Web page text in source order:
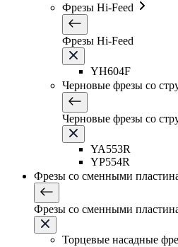
Фрезы Hi-Feed
Фрезы Hi-Feed
YH604F
Черновые фрезы со
Черновые фрезы со
YA553R
YP554R
Фрезы со сменными
Фрезы со сменными
Торцевые насадные